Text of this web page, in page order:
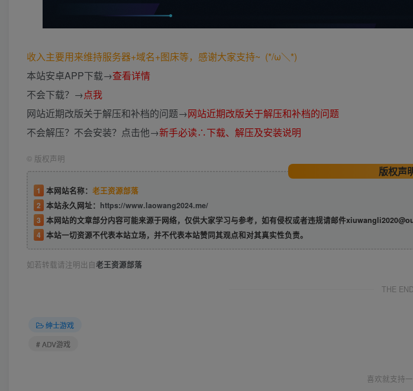
收入主要用来维持服务器+域名+图床等，感谢大家支持~ (*/ω＼*)
本站安卓APP下载→查看详情
不会下载？→点我
网站近期改版关于解压和补档的问题→网站近期改版关于解压和补档的问题
不会解压？不会安装？点击他→新手必读∴下载、解压及安装说明
© 版权声明
版权声
1 本网站名称： 老王资源部落
2 本站永久网址： https://www.laowang2024.me/
3 本网站的文章部分内容可能来源于网络，仅供大家学习与参考，如有侵权或者违规请邮件
4 本站一切资源不代表本站立场，并不代表本站赞同其观点和对其真实性负责。
如若转载请注明出自老王资源部落
THE END
绅士游戏
# ADV游戏
喜欢就支持